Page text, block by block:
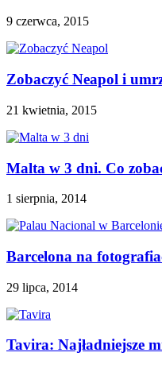
9 czerwca, 2015
Zobaczyć Neapol i
21 kwietnia, 2015
Malta w 3 dni. Co
1 sierpnia, 2014
Barcelona na
29 lipca, 2014
Tavira: Najładniejsze